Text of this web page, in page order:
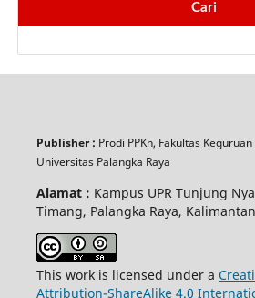
Cari
Publisher : Prodi PPKn, Fakultas
Universitas Palangka Raya
Alamat : Kampus UPR Tunjung
Timang, Palangka Raya,
This work is licensed under a
Attribution-ShareAlike 4.0